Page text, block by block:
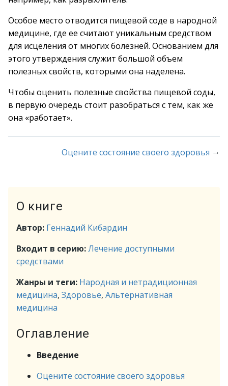
Особое место отводится пищевой соде в народной
медицине, где ее считают уникальным средством
для исцеления от многих болезней. Основанием для
этого утверждения служит большой объем
полезных свойств, которыми она наделена.
Чтобы оценить полезные свойства пищевой соды,
в первую очередь стоит разобраться с тем, как же
она «работает».
Оцените состояние своего здоровья →
О книге
Автор: Геннадий Кибардин
Входит в серию:Лечение доступными
средствами
Жанры и теги: Народная и нетрадиционная
медицина, Здоровье, Альтернативная
медицина
Оглавление
Введение
Оцените состояние своего здоровья